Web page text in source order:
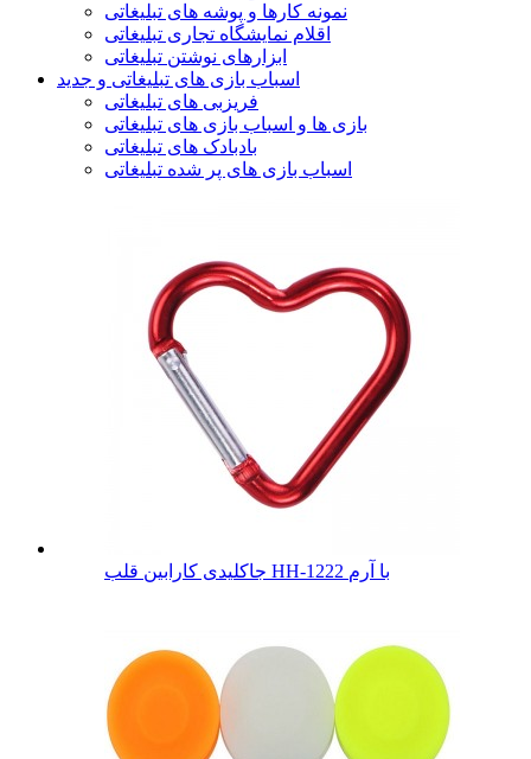
نمونه کارها و پوشه های تبلیغاتی
اقلام نمایشگاه تجاری تبلیغاتی
ابزارهای نوشتن تبلیغاتی
اسباب بازی های تبلیغاتی و جدید
فریزبی های تبلیغاتی
بازی ها و اسباب بازی های تبلیغاتی
بادبادک های تبلیغاتی
اسباب بازی های پر شده تبلیغاتی
جاکلیدی کارابین قلب HH-1222 با آرم